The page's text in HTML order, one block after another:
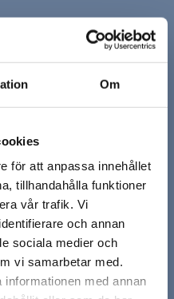
Om
för att anpassa innehållet
tillhandahålla funktioner
vår trafik. Vi
och annan
sociala medier och
vi samarbetar med.
med annan
i
– din moderna
Lund. Vi erbjuder ett
av
och behov.
en noggrann
kirurgiska ingrepp
för att försköna
personal
Upptäck